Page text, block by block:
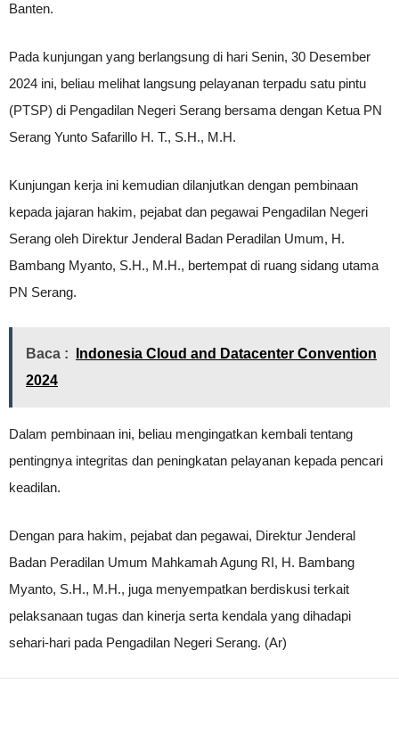
Banten.
Pada kunjungan yang berlangsung di hari Senin, 30 Desember
2024 ini, beliau melihat langsung pelayanan terpadu satu pintu
(PTSP) di Pengadilan Negeri Serang bersama dengan Ketua PN
Serang Yunto Safarillo H. T., S.H., M.H.
Kunjungan kerja ini kemudian dilanjutkan dengan pembinaan
kepada jajaran hakim, pejabat dan pegawai Pengadilan Negeri
Serang oleh Direktur Jenderal Badan Peradilan Umum, H.
Bambang Myanto, S.H., M.H., bertempat di ruang sidang utama
PN Serang.
Baca :
Indonesia Cloud and Datacenter Convention
2024
Dalam pembinaan ini, beliau mengingatkan kembali tentang
pentingnya integritas dan peningkatan pelayanan kepada pencari
keadilan.
Dengan para hakim, pejabat dan pegawai, Direktur Jenderal
Badan Peradilan Umum Mahkamah Agung RI, H. Bambang
Myanto, S.H., M.H., juga menyempatkan berdiskusi terkait
pelaksanaan tugas dan kinerja serta kendala yang dihadapi
sehari-hari pada Pengadilan Negeri Serang. (Ar)